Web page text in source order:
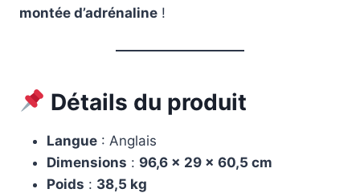
montée d’adrénaline !
Détails du produit
Langue : Anglais
Dimensions : 96,6 x 29 x 60,5 cm
Poids : 38,5 kg